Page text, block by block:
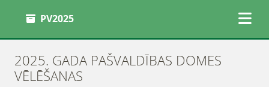
PV2025
2025. GADA PAŠVALDĪBAS DOMES
VĒLĒŠANAS